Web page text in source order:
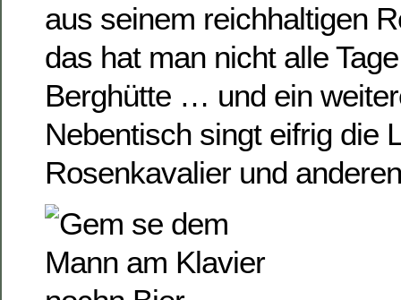
aus seinem reichhaltigen
das hat man nicht alle
Berghütte … und ein
Nebentisch singt eifrig die
Rosenkavalier und